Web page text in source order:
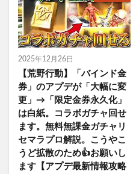
2025年12月26日
【荒野行動】「バインド金
券」のアプデが「大幅に変
更」→「限定金券永久化」
は白紙。コラボガチャ回せ
ます。無料無課金ガチャリ
セマラプロ解説。こうやこ
うど拡散のため👍お願いし
ます【アプデ最新情報攻略